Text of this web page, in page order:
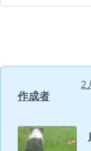
作成者
2